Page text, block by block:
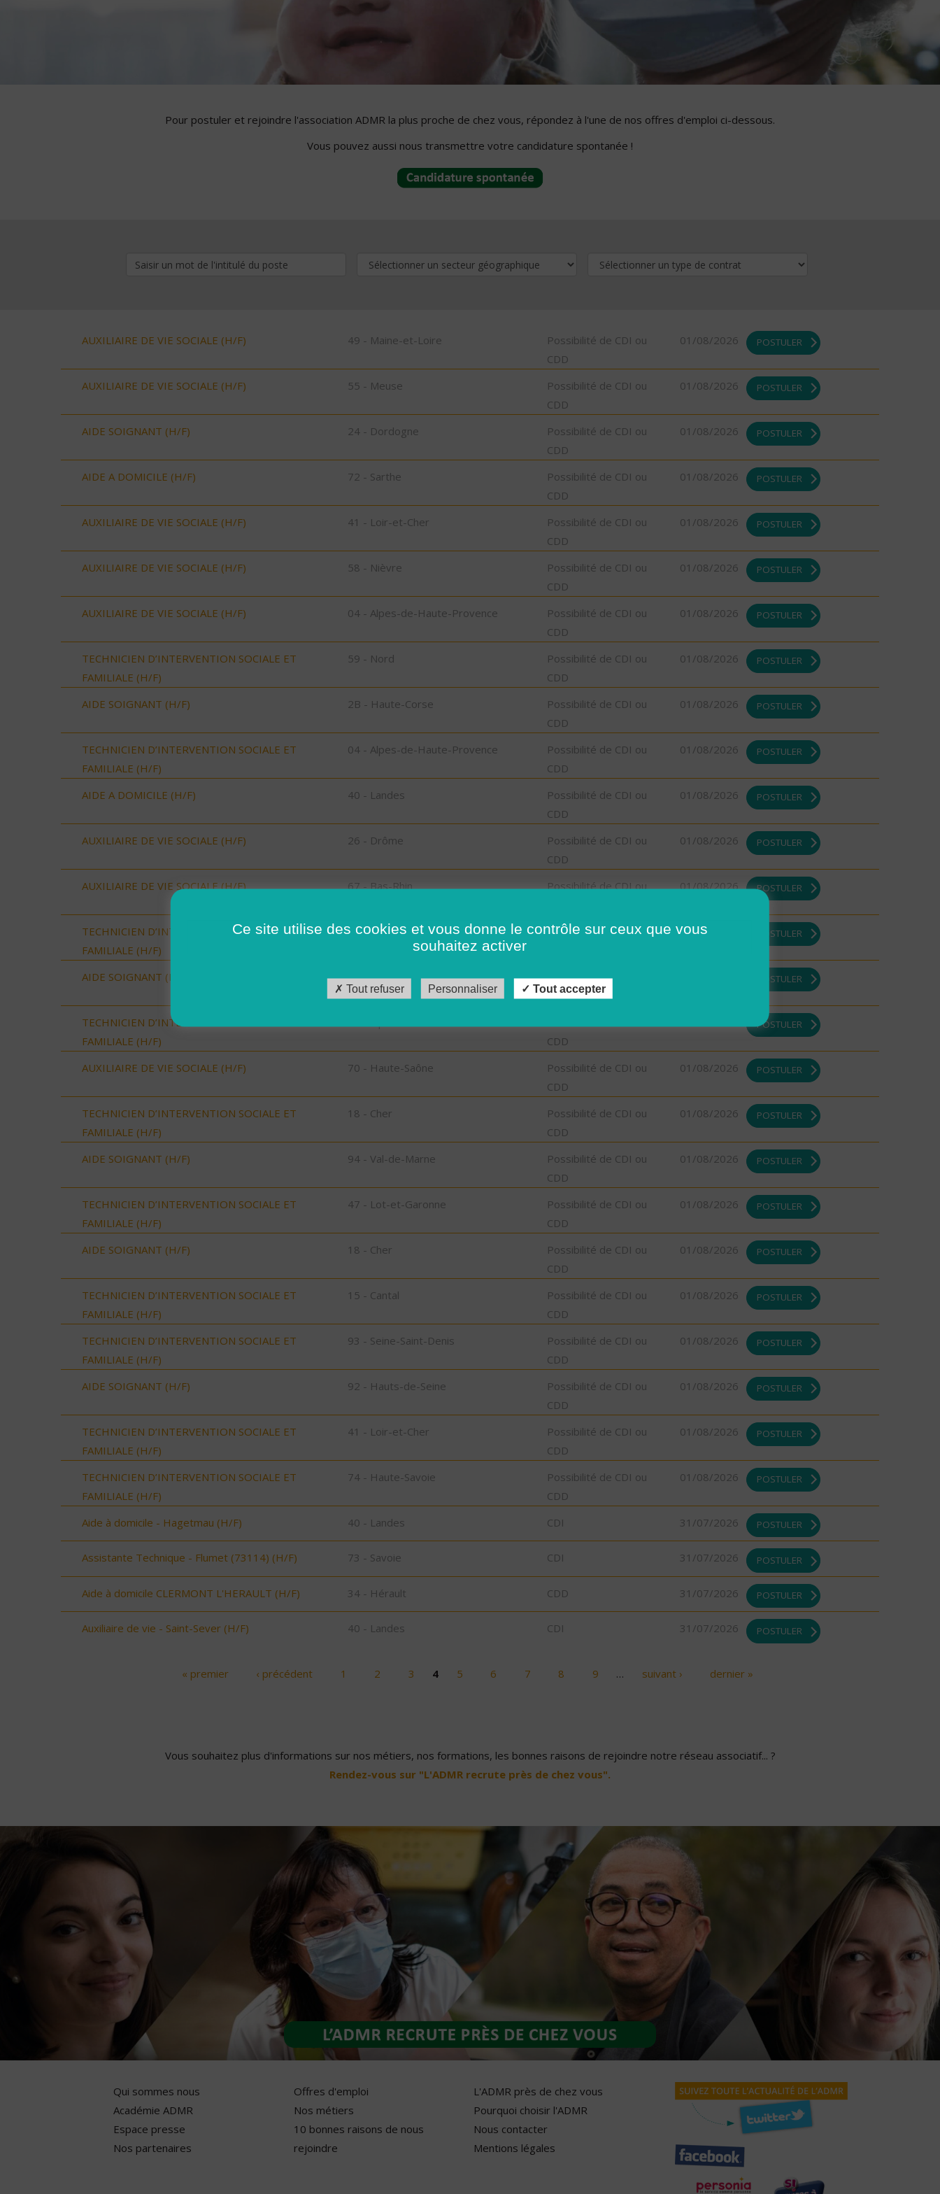
Pour postuler et rejoindre l'association ADMR la plus proche de chez vous, répondez à l'une de nos offres d'emploi ci-dessous.
Vous pouvez aussi nous transmettre votre candidature spontanée !
AUXILIAIRE DE VIE SOCIALE (H/F) 49 - Maine-et-Loire
Possibilité de CDI ou
CDD
01/08/2026 POSTULER
AUXILIAIRE DE VIE SOCIALE (H/F) 55 - Meuse
Possibilité de CDI ou
CDD
01/08/2026 POSTULER
AIDE SOIGNANT (H/F) 24 - Dordogne
Possibilité de CDI ou
CDD
01/08/2026 POSTULER
AIDE A DOMICILE (H/F) 72 - Sarthe
Possibilité de CDI ou
CDD
01/08/2026 POSTULER
AUXILIAIRE DE VIE SOCIALE (H/F) 41 - Loir-et-Cher
Possibilité de CDI ou
CDD
01/08/2026 POSTULER
AUXILIAIRE DE VIE SOCIALE (H/F) 58 - Nièvre
Possibilité de CDI ou
CDD
01/08/2026 POSTULER
AUXILIAIRE DE VIE SOCIALE (H/F) 04 - Alpes-de-Haute-Provence
Possibilité de CDI ou
CDD
01/08/2026 POSTULER
TECHNICIEN D’INTERVENTION SOCIALE ET
FAMILIALE (H/F)
59 - Nord
Possibilité de CDI ou
CDD
01/08/2026 POSTULER
AIDE SOIGNANT (H/F) 2B - Haute-Corse
Possibilité de CDI ou
CDD
01/08/2026 POSTULER
TECHNICIEN D’INTERVENTION SOCIALE ET
FAMILIALE (H/F)
04 - Alpes-de-Haute-Provence
Possibilité de CDI ou
CDD
01/08/2026 POSTULER
AIDE A DOMICILE (H/F) 40 - Landes
Possibilité de CDI ou
CDD
01/08/2026 POSTULER
AUXILIAIRE DE VIE SOCIALE (H/F) 26 - Drôme
Possibilité de CDI ou
CDD
01/08/2026 POSTULER
AUXILIAIRE DE VIE SOCIALE (H/F) 67 - Bas-Rhin
Possibilité de CDI ou
01/08/2026 POSTULER
TECHNICIEN D’INTERVENTION SOCIALE ET
FAMILIALE (H/F)
49 - Maine-et-Loire
Possibilité de CDI ou
01/08/2026 POSTULER
AIDE SOIGNANT (H/F) 2A - Corse-du-Sud
Possibilité de CDI ou
CDD
POSTULER
TECHNICIEN D’INTERVENTION SOCIALE ET
FAMILIALE (H/F)
CDD
POSTULER
AUXILIAIRE DE VIE SOCIALE (H/F) 70 - Haute-Saône
Possibilité de CDI ou
CDD
01/08/2026 POSTULER
TECHNICIEN D’INTERVENTION SOCIALE ET
FAMILIALE (H/F)
18 - Cher
Possibilité de CDI ou
CDD
01/08/2026 POSTULER
AIDE SOIGNANT (H/F) 94 - Val-de-Marne
Possibilité de CDI ou
CDD
01/08/2026 POSTULER
TECHNICIEN D’INTERVENTION SOCIALE ET
FAMILIALE (H/F)
47 - Lot-et-Garonne
Possibilité de CDI ou
CDD
01/08/2026 POSTULER
AIDE SOIGNANT (H/F) 18 - Cher
Possibilité de CDI ou
CDD
01/08/2026 POSTULER
TECHNICIEN D’INTERVENTION SOCIALE ET
FAMILIALE (H/F)
15 - Cantal
Possibilité de CDI ou
CDD
01/08/2026 POSTULER
TECHNICIEN D’INTERVENTION SOCIALE ET
FAMILIALE (H/F)
93 - Seine-Saint-Denis
Possibilité de CDI ou
CDD
01/08/2026 POSTULER
AIDE SOIGNANT (H/F) 92 - Hauts-de-Seine
Possibilité de CDI ou
CDD
01/08/2026 POSTULER
TECHNICIEN D’INTERVENTION SOCIALE ET
FAMILIALE (H/F)
41 - Loir-et-Cher
Possibilité de CDI ou
CDD
01/08/2026 POSTULER
TECHNICIEN D’INTERVENTION SOCIALE ET
FAMILIALE (H/F)
74 - Haute-Savoie
Possibilité de CDI ou
CDD
01/08/2026 POSTULER
Aide à domicile - Hagetmau (H/F) 40 - Landes CDI 31/07/2026 POSTULER
Assistante Technique - Flumet (73114) (H/F) 73 - Savoie CDI 31/07/2026 POSTULER
Aide à domicile CLERMONT L'HERAULT (H/F) 34 - Hérault CDD 31/07/2026 POSTULER
Auxiliaire de vie - Saint-Sever (H/F) 40 - Landes CDI 31/07/2026 POSTULER
« premier ‹ précédent 1 2 3 4 5 6 7 8 9 … suivant › dernier »
Vous souhaitez plus d'informations sur nos métiers, nos formations, les bonnes raisons de rejoindre notre réseau associatif... ?
Rendez-vous sur "L'ADMR recrute près de chez vous".
Qui sommes nous
Académie ADMR
Espace presse
Nos partenaires
Offres d'emploi
Nos métiers
10 bonnes raisons de nous
rejoindre
L'ADMR près de chez vous
Pourquoi choisir l'ADMR
Nous contacter
Mentions légales
Ce site utilise des cookies et vous donne le contrôle sur ceux que vous
souhaitez activer
Tout refuser Personnaliser Tout accepter